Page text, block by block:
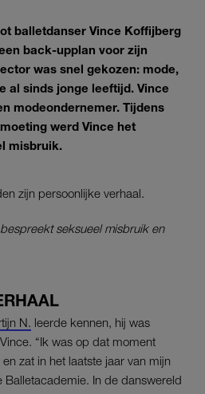
balletdanser Vince Koffijberg
back-upplan voor zijn
was snel gekozen: mode,
al sinds jonge leeftijd. Vince
modeondernemer. Tijdens
werd Vince het
misbruik.
zijn persoonlijke verhaal.
seksueel misbruik en
N. leerde kennen, hij was
“Ik was op dat moment
zat in het laatste jaar van mijn
Balletacademie. In de danswereld